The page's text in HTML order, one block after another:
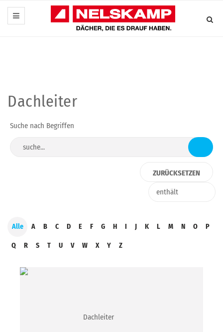
Dachleiter
Suche nach Begriffen
Alle A B C D E F G H I J K L M N O P
Q R S T U V W X Y Z